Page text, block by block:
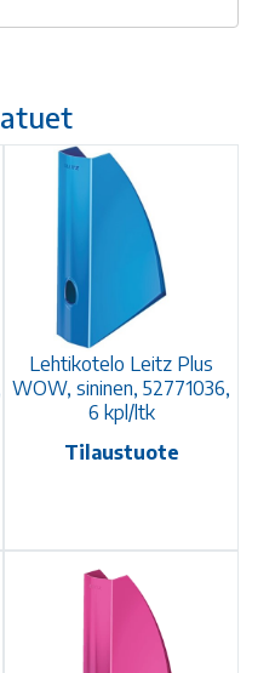
Lehtikotelo Leitz Plus
WOW, sininen, 52771036,
6 kpl/ltk
Tilaustuote